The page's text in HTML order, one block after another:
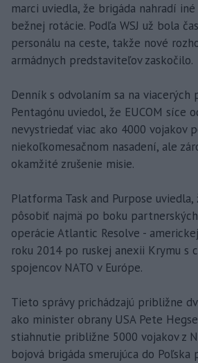
marci uviedla, že brigáda nahradí
bežnej rotácie. Podľa WSJ už bola
personálu na ceste, takže nové
armádnych predstaviteľov zaskočilo.
Denník s odvolaním sa na viacerých
Pentagónu uviedol, že EUCOM síce
nevystriedať viac ako 4000 vojakov
niekoľkomesačnom nasadení, ale
okamžité zrušenie misie.
Platforma Task and Purpose
pôsobiť najmä po boku
operácie Atlantic Resolve -
roku 2014 po ruskej anexii Krymu s
spojencov NATO v Európe.
Tieto správy prichádzajú približne
ako minister obrany USA Pete
stiahnutie približne 5000 vojakov z
bojová brigáda smerujúca do